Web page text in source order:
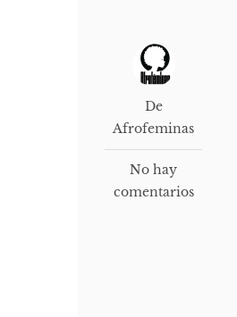
De
Afrofeminas
No hay
comentarios